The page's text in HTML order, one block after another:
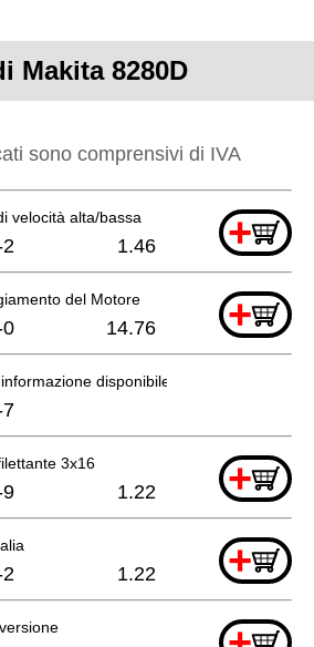
Makita 8280D
sono comprensivi di IVA
velocità alta/bassa +
1.46
del Motore +
14.76
disponibile, non ordinabile
3x16 +
1.22
+
1.22